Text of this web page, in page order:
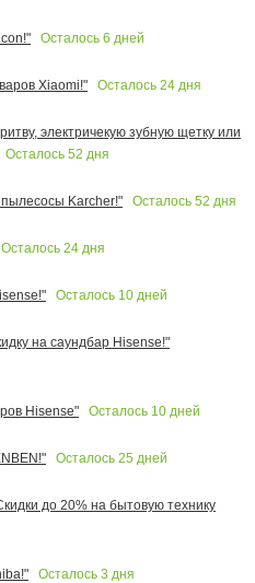
Осталось 6 дней
Xiaomi!"
Осталось 24 дня
электричекую зубную щетку или
Осталось 52 дня
Karcher!"
Осталось 52 дня
Осталось 24 дня
Осталось 10 дней
на саундбар Hisense!"
Hisense"
Осталось 10 дней
Осталось 25 дней
до 20% на бытовую технику
Осталось 3 дня